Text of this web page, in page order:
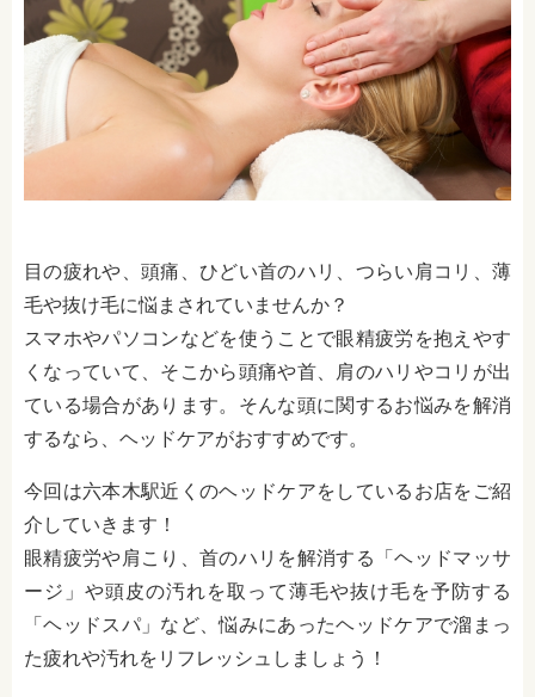
目の疲れや、頭痛、ひどい首のハリ、つらい肩コリ、薄
毛や抜け毛に悩まされていませんか？
スマホやパソコンなどを使うことで眼精疲労を抱えやす
くなっていて、そこから頭痛や首、肩のハリやコリが出
ている場合があります。そんな頭に関するお悩みを解消
するなら、ヘッドケアがおすすめです。
今回は六本木駅近くのヘッドケアをしているお店をご紹
介していきます！
眼精疲労や肩こり、首のハリを解消する「ヘッドマッサ
ージ」や頭皮の汚れを取って薄毛や抜け毛を予防する
「ヘッドスパ」など、悩みにあったヘッドケアで溜まっ
た疲れや汚れをリフレッシュしましょう！